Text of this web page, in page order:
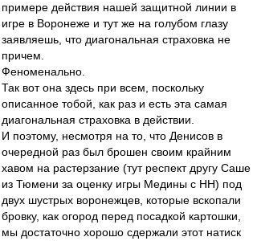
примере действия нашей защитной линии в
игре в Воронеже и тут же на голубом глазу
заявляешь, что диагональная страховка не
причем.
Феноменально.
Так вот она здесь при всем, поскольку
описанное тобой, как раз и есть эта самая
диагональная страховка в действии.
И поэтому, несмотря на то, что Денисов в
очередной раз был брошен своим крайним
хавом на растерзание (тут респект другу Саше
из Тюмени за оценку игры Медины с НН) под
двух шустрых воронежцев, которые вскопали
бровку, как огород перед посадкой картошки,
мы достаточно хорошо сдержали этот натиск